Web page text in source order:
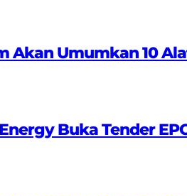
Akan Umumkan 10
Buka Tender